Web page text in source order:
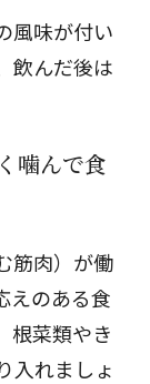
風味が付い
飲んだ後は
噛んで食
筋肉）が働
えのある食
根菜類やき
入れましょ